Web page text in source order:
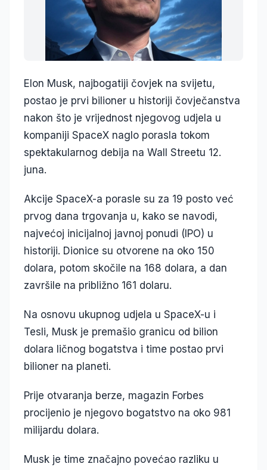
Elon Musk, najbogatiji čovjek na svijetu,
postao je prvi bilioner u historiji čovječanstva
nakon što je vrijednost njegovog udjela u
kompaniji SpaceX naglo porasla tokom
spektakularnog debija na Wall Streetu 12.
juna.
Akcije SpaceX-a porasle su za 19 posto već
prvog dana trgovanja u, kako se navodi,
najvećoj inicijalnoj javnoj ponudi (IPO) u
historiji. Dionice su otvorene na oko 150
dolara, potom skočile na 168 dolara, a dan
završile na približno 161 dolaru.
Na osnovu ukupnog udjela u SpaceX-u i
Tesli, Musk je premašio granicu od bilion
dolara ličnog bogatstva i time postao prvi
bilioner na planeti.
Prije otvaranja berze, magazin Forbes
procijenio je njegovo bogatstvo na oko 981
milijardu dolara.
Musk je time značajno povećao razliku u